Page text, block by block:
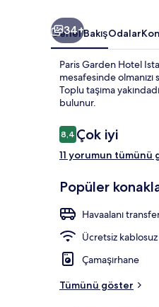
34+
Genel BakışOdalar
Paris Garden Hotel
mesafesinde
Toplu taşıma
bulunur.
Yorumlar
8,48,4/10
Çok iyi
11 yorumun tümünü
Popüler
Havaalanı
Ücretsiz
Çamaşırhane
Tümünü göster